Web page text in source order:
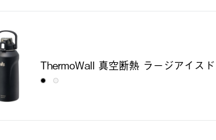
ThermoWall 真空断熱 ラージアイス